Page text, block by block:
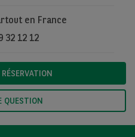
en France
32 12 12
QUESTION